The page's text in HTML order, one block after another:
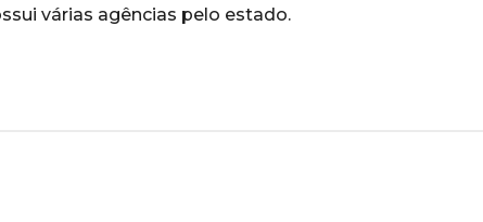
várias agências pelo estado.